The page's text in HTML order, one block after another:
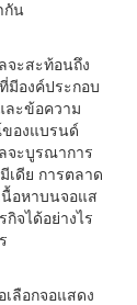
กัน
จะสะท้อนถึง
มีองค์ประกอบ
ละข้อความ
องแบรนด์
จะบูรณาการ
เดีย การตลาด
นื้อหาบนจอแส
จได้อย่างไร
ลือกจอแสดง